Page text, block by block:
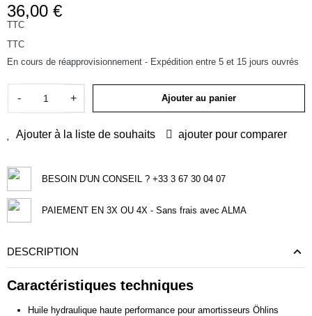
36,00 €
TTC
TTC
En cours de réapprovisionnement - Expédition entre 5 et 15 jours ouvrés
- + Ajouter au panier
Ajouter à la liste de souhaits ajouter pour comparer
BESOIN D'UN CONSEIL ? +33 3 67 30 04 07
PAIEMENT EN 3X OU 4X - Sans frais avec ALMA
DESCRIPTION
Caractéristiques techniques
Huile hydraulique haute performance pour amortisseurs Öhlins